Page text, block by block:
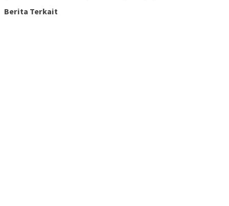
Berita Terkait